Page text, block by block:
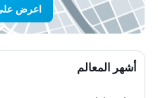
اعرض
أشهر المعالم